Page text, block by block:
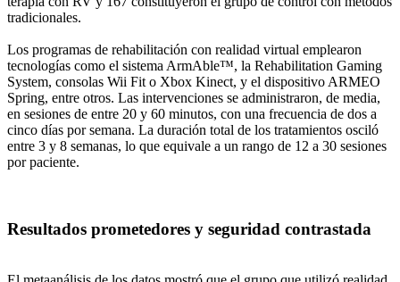
tradicionales.
Los programas de rehabilitación con realidad virtual emplearon
tecnologías como el sistema ArmAble™, la Rehabilitation Gaming
System, consolas Wii Fit o Xbox Kinect, y el dispositivo ARMEO
Spring, entre otros. Las intervenciones se administraron, de media,
en sesiones de entre 20 y 60 minutos, con una frecuencia de dos a
cinco días por semana. La duración total de los tratamientos osciló
entre 3 y 8 semanas, lo que equivale a un rango de 12 a 30 sesiones
por paciente.
Resultados prometedores y seguridad contrastada